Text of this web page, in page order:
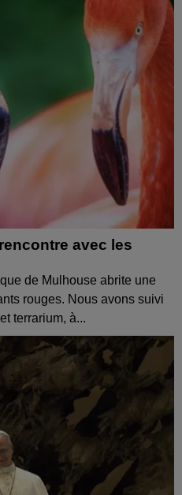
avec les
de Mulhouse abrite une
rouges. Nous avons suivi
terrarium, à...